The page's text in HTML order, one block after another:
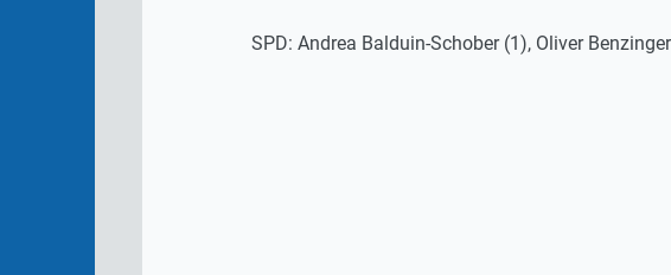
SPD: Andrea Balduin-Schober (1), Oliver